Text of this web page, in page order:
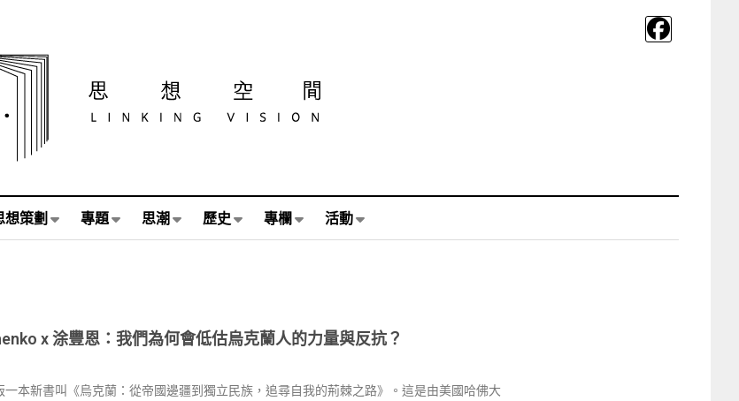
想策劃 專題 思潮 歷史 專欄 活動
x 涂豐恩：我們為何會低估烏克蘭人的力量與反抗？
一本新書叫《烏克蘭：從帝國邊疆到獨立民族，追尋自我的荊棘之路》。這是由美國哈佛大